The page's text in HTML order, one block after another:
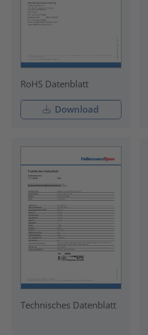
RoHS Datenblatt
Download
Technisches Datenblatt